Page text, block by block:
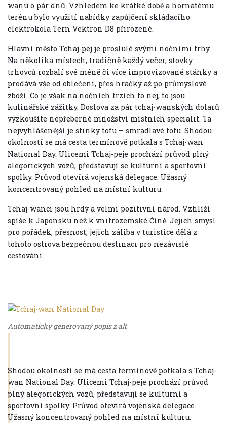
wanu o pár dnů. Vzhledem ke krátké době a hornatému
terénu bylo využití nabídky zapůjčení skládacího
elektrokola Tern Vektron D8 přirozené.
Hlavní město Tchaj-pej je proslulé svými nočními trhy.
Na několika místech, tradičně každý večer, stovky
trhovců rozbalí své méně či více improvizované stánky a
prodává vše od oblečení, přes hračky až po průmyslové
zboží. Co je však na nočních trzích to nej, to jsou
kulinářské zážitky. Doslova za pár tchaj-wanských dolarů
vyzkoušíte nepřeberné množství místních specialit. Ta
nejvyhlášenější je stinky tofu – smradlavé tofu. Shodou
okolností se má cesta termínově potkala s Tchaj-wan
National Day. Ulicemi Tchaj-peje prochází průvod plný
alegorických vozů, představují se kulturní a sportovní
spolky. Průvod otevírá vojenská delegace. Úžasný
koncentrovaný pohled na místní kulturu.
Tchaj-wanci jsou hrdý a velmi pozitivní národ. Vzhlíží
spíše k Japonsku než k vnitrozemské Číně. Jejich smysl
pro pořádek, přesnost, jejich záliba v turistice dělá z
tohoto ostrova bezpečnou destinaci pro nezávislé
cestování.
Automaticky generovaný popis z alt
Shodou okolností se má cesta termínově potkala s Tchaj-
wan National Day. Ulicemi Tchaj-peje prochází průvod
plný alegorických vozů, představují se kulturní a
sportovní spolky. Průvod otevírá vojenská delegace.
Úžasný koncentrovaný pohled na místní kulturu.